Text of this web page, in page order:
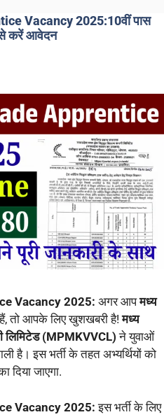
Vacancy 2025:10वीं पास
करें आवेदन
Vacancy 2025: अगर आपमध्य
तो आपके लिए खुशखबरी है!मध्य
लिमिटेड (MPMKVVCL) ने युवाओं
है। इस भर्ती के तहत अभ्यर्थियों को
दिया जाएगा.
Vacancy 2025:इस भर्ती के लिए